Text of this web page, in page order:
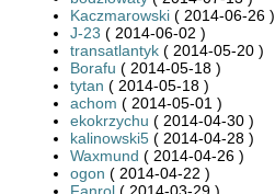
Kaczmarowski ( 2014-06-26 )
J-23 ( 2014-06-02 )
transatlantyk ( 2014-05-20 )
Borafu ( 2014-05-18 )
tytan ( 2014-05-18 )
achom ( 2014-05-01 )
ekokrzychu ( 2014-04-30 )
kalinowski5 ( 2014-04-28 )
Waxmund ( 2014-04-26 )
ogon ( 2014-04-22 )
Fanrol ( 2014-03-29 )